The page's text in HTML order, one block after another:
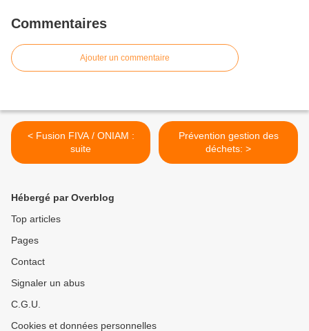
Commentaires
Ajouter un commentaire
< Fusion FIVA / ONIAM :
suite
Prévention gestion des
déchets: >
Hébergé par Overblog
Top articles
Pages
Contact
Signaler un abus
C.G.U.
Cookies et données personnelles